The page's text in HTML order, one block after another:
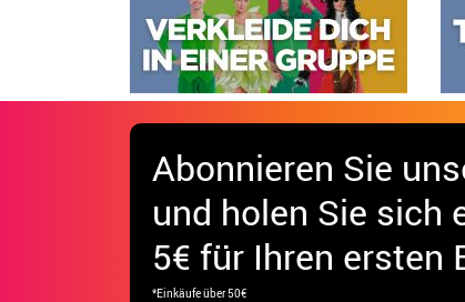
Abonnieren Sie
und holen Sie sich
5€ für Ihren ersten
*Einkäufe über 50€